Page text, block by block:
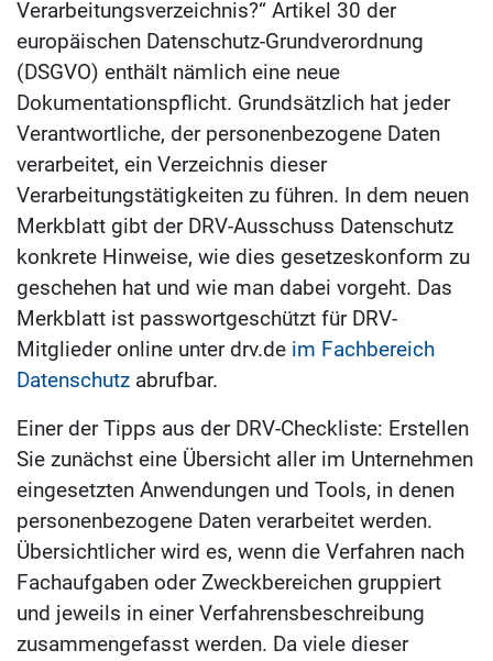
Verarbeitungsverzeichnis?“ Artikel 30 der
europäischen Datenschutz-Grundverordnung
(DSGVO) enthält nämlich eine neue
Dokumentationspflicht. Grundsätzlich hat jeder
Verantwortliche, der personenbezogene Daten
verarbeitet, ein Verzeichnis dieser
Verarbeitungstätigkeiten zu führen. In dem neuen
Merkblatt gibt der DRV-Ausschuss Datenschutz
konkrete Hinweise, wie dies gesetzeskonform zu
geschehen hat und wie man dabei vorgeht. Das
Merkblatt ist passwortgeschützt für DRV-
Mitglieder online unter drv.de im Fachbereich
Datenschutz abrufbar.
Einer der Tipps aus der DRV-Checkliste: Erstellen
Sie zunächst eine Übersicht aller im Unternehmen
eingesetzten Anwendungen und Tools, in denen
personenbezogene Daten verarbeitet werden.
Übersichtlicher wird es, wenn die Verfahren nach
Fachaufgaben oder Zweckbereichen gruppiert
und jeweils in einer Verfahrensbeschreibung
zusammengefasst werden. Da viele dieser